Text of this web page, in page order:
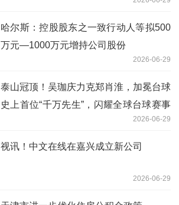
哈尔斯：控股股东之一致行动人等拟500
万元—1000万元增持公司股份
2026-06-29
泰山冠顶！吴珈庆力克郑肖淮，加冕台球
史上首位“千万先生”，闪耀全球台球赛事
2026-06-29
视讯！中文在线在嘉兴成立新公司
2026-06-29